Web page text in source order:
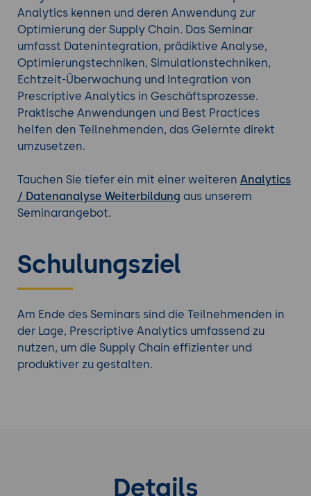
Analytics kennen und deren Anwendung zur
Optimierung der Supply Chain. Das Seminar
umfasst Datenintegration, prädiktive Analyse,
Optimierungstechniken, Simulationstechniken,
Echtzeit-Überwachung und Integration von
Prescriptive Analytics in Geschäftsprozesse.
Praktische Anwendungen und Best Practices
helfen den Teilnehmenden, das Gelernte direkt
umzusetzen.
Tauchen Sie tiefer ein mit einer weiteren Analytics
/ Datenanalyse Weiterbildung aus unserem
Seminarangebot.
Schulungsziel
Am Ende des Seminars sind die Teilnehmenden in
der Lage, Prescriptive Analytics umfassend zu
nutzen, um die Supply Chain effizienter und
produktiver zu gestalten.
Details